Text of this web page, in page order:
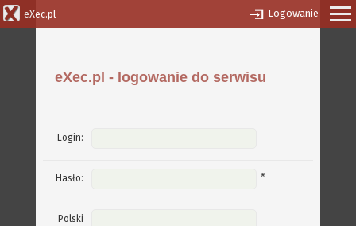
eXec.pl Logowanie
eXec.pl - logowanie do serwisu
Login:
Hasło: *
Polski